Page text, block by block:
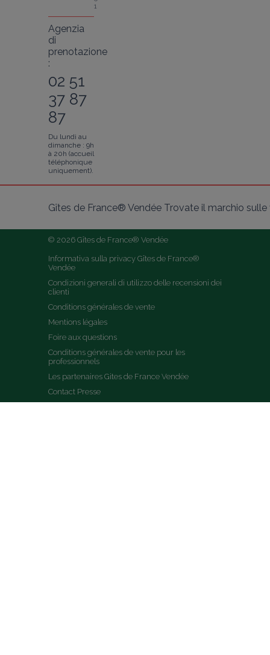
1
Agenzia
di
prenotazione
:
02 51
37 87
87
Du lundi au
dimanche : 9h
à 20h (accueil
téléphonique
uniquement).
Gîtes de France® Vendée Trovate il marchio
© 2026 Gîtes de France® Vendée
Informativa sulla privacy Gîtes de France®
Vendée
Condizioni generali di utilizzo delle recensioni dei
clienti
Conditions générales de vente
Mentions légales
Foire aux questions
Conditions générales de vente pour les
professionnels
Les partenaires Gites de France Vendée
Contact Presse